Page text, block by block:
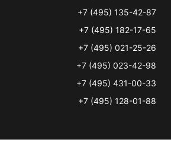
+7 (495) 135-42-87
+7 (495) 182-17-65
+7 (495) 021-25-26
+7 (495) 023-42-98
+7 (495) 431-00-33
+7 (495) 128-01-88